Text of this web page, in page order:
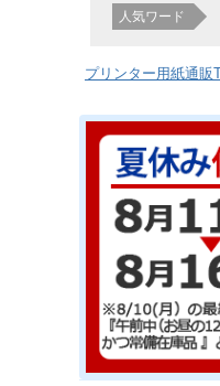
人気ワード
プリンター用紙通販